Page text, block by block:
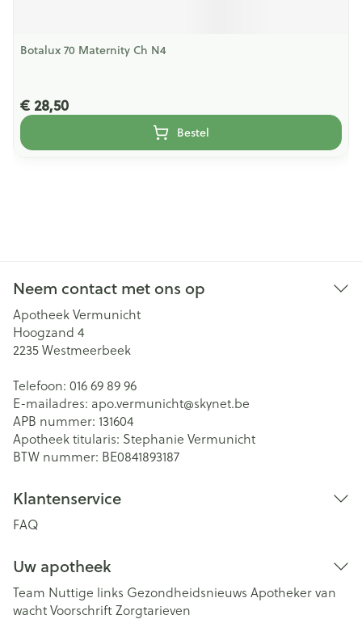
Botalux 70 Maternity Ch N4
€ 28,50
Bestel
Neem contact met ons op
Apotheek Vermunicht
Hoogzand 4
2235Westmeerbeek
Telefoon: 016 69 89 96
E-mailadres: apo.vermunicht@skynet.be
APB nummer: 131604
Apotheek titularis: Stephanie Vermunicht
BTW nummer: BE0841893187
Klantenservice
FAQ
Uw apotheek
Team Nuttige links Gezondheidsnieuws Apotheker van
wachtVoorschriftZorgtarieven